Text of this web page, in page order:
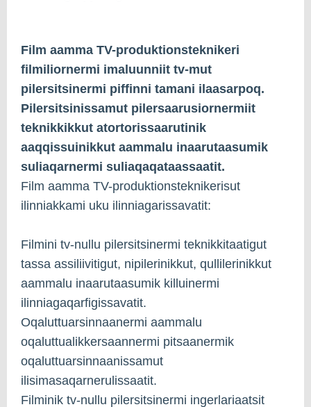
Film aamma TV-produktionsteknikeri
filmiliornermi imaluunniit tv-mut
pilersitsinermi piffinni tamani ilaasarpoq.
Pilersitsinissamut pilersaarusiornermiit
teknikkikkut atortorissaarutinik
aaqqissuinikkut aammalu inaarutaasumik
suliaqarnermi suliaqaqataassaatit.
Film aamma TV-produktionsteknikerisut
ilinniakkami uku ilinniagarissavatit:
Filmini tv-nullu pilersitsinermi teknikkitaatigut
tassa assiliivitigut, nipilerinikkut, qullilerinikkut
aammalu inaarutaasumik killuinermi
ilinniagaqarfigissavatit.
Oqaluttuarsinnaanermi aammalu
oqaluttualikkersaannermi pitsaanermik
oqaluttuarsinnaanissamut
ilisimasaqarnerulissaatit.
Filminik tv-nullu pilersitsinermi ingerlariaatsit